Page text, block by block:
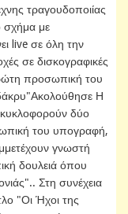
τραγουδοποιίας
σχήμα με
live σε όλη την
σε δισκογραφικές
προσωπική του
δάκρυ"Ακολούθησε Η
δύο
του υπογραφή,
γνωστή
δουλειά όπου
Στη συνέχεια
"Οι Ήχοι της